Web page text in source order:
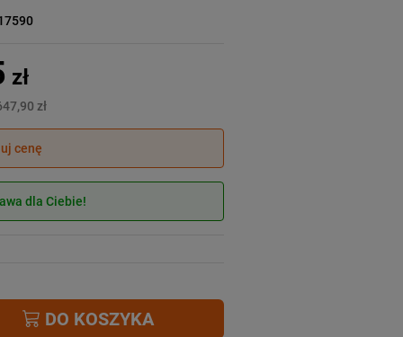
zł
zł
cenę
dla Ciebie!
DO KOSZYKA